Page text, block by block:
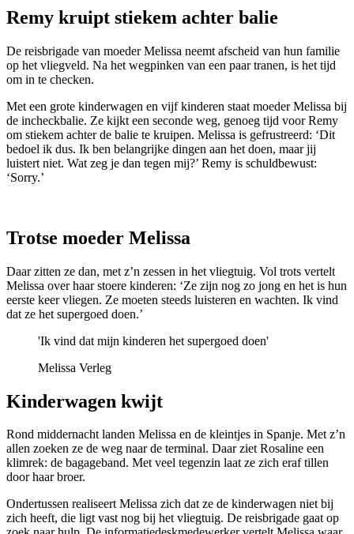
Remy kruipt stiekem achter balie
De reisbrigade van moeder Melissa neemt afscheid van hun familie
op het vliegveld. Na het wegpinken van een paar tranen, is het tijd
om in te checken.
Met een grote kinderwagen en vijf kinderen staat moeder Melissa bij
de incheckbalie. Ze kijkt een seconde weg, genoeg tijd voor Remy
om stiekem achter de balie te kruipen. Melissa is gefrustreerd: ‘Dit
bedoel ik dus. Ik ben belangrijke dingen aan het doen, maar jij
luistert niet. Wat zeg je dan tegen mij?’ Remy is schuldbewust:
‘Sorry.’
Trotse moeder Melissa
Daar zitten ze dan, met z’n zessen in het vliegtuig. Vol trots vertelt
Melissa over haar stoere kinderen: ‘Ze zijn nog zo jong en het is hun
eerste keer vliegen. Ze moeten steeds luisteren en wachten. Ik vind
dat ze het supergoed doen.’
'Ik vind dat mijn kinderen het supergoed doen'
Melissa Verleg
Kinderwagen kwijt
Rond middernacht landen Melissa en de kleintjes in Spanje. Met z’n
allen zoeken ze de weg naar de terminal. Daar ziet Rosaline een
klimrek: de bagageband. Met veel tegenzin laat ze zich eraf tillen
door haar broer.
Ondertussen realiseert Melissa zich dat ze de kinderwagen niet bij
zich heeft, die ligt vast nog bij het vliegtuig. De reisbrigade gaat op